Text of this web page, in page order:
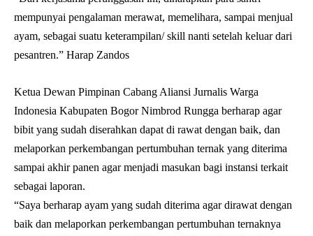
mempunyai pengalaman merawat, memelihara, sampai menjual
ayam, sebagai suatu keterampilan/ skill nanti setelah keluar dari
pesantren.” Harap Zandos
Ketua Dewan Pimpinan Cabang Aliansi Jurnalis Warga
Indonesia Kabupaten Bogor Nimbrod Rungga berharap agar
bibit yang sudah diserahkan dapat di rawat dengan baik, dan
melaporkan perkembangan pertumbuhan ternak yang diterima
sampai akhir panen agar menjadi masukan bagi instansi terkait
sebagai laporan.
“Saya berharap ayam yang sudah diterima agar dirawat dengan
baik dan melaporkan perkembangan pertumbuhan ternaknya